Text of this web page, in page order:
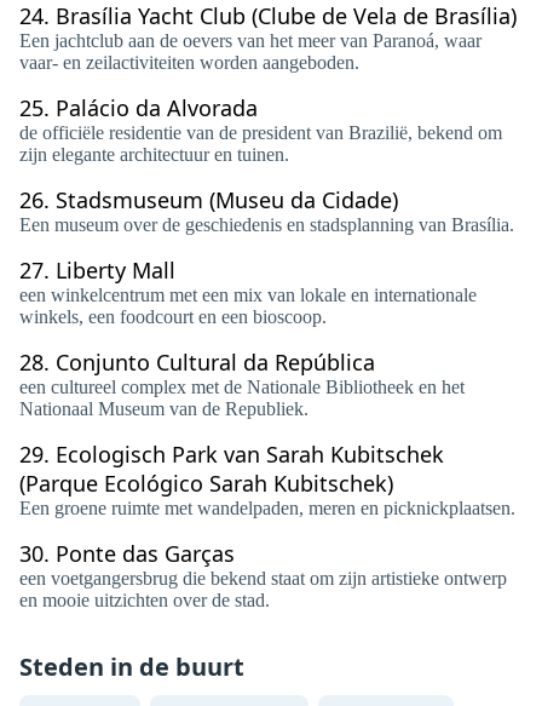
24. Brasília Yacht Club (Clube de Vela de Brasília)
Een jachtclub aan de oevers van het meer van Paranoá, waar
vaar- en zeilactiviteiten worden aangeboden.
25. Palácio da Alvorada
de officiële residentie van de president van Brazilië, bekend om
zijn elegante architectuur en tuinen.
26. Stadsmuseum (Museu da Cidade)
Een museum over de geschiedenis en stadsplanning van Brasília.
27. Liberty Mall
een winkelcentrum met een mix van lokale en internationale
winkels, een foodcourt en een bioscoop.
28. Conjunto Cultural da República
een cultureel complex met de Nationale Bibliotheek en het
Nationaal Museum van de Republiek.
29. Ecologisch Park van Sarah Kubitschek
(Parque Ecológico Sarah Kubitschek)
Een groene ruimte met wandelpaden, meren en picknickplaatsen.
30. Ponte das Garças
een voetgangersbrug die bekend staat om zijn artistieke ontwerp
en mooie uitzichten over de stad.
Steden in de buurt